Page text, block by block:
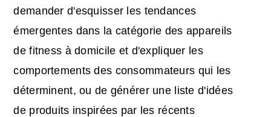
demander d'esquisser les tendances
émergentes dans la catégorie des appareils
de fitness à domicile et d'expliquer les
comportements des consommateurs qui les
déterminent, ou de générer une liste d'idées
de produits inspirées par les récents